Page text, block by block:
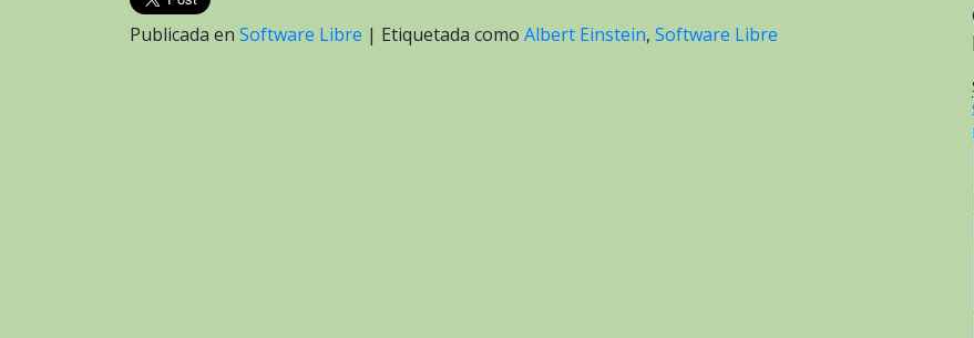
Publicada en Software Libre | Etiquetada como Albert Einstein, Software Libre